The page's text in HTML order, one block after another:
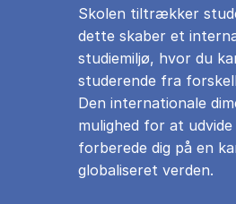
Skolen tiltrækker
dette skaber et
studiemiljø, hvor du
studerende fra
Den internationale
mulighed for at
forberede dig på en
globaliseret verden.